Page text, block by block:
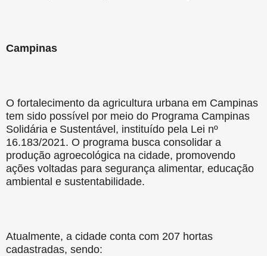
Campinas
O fortalecimento da agricultura urbana em Campinas
tem sido possível por meio do Programa Campinas
Solidária e Sustentável, instituído pela Lei nº
16.183/2021. O programa busca consolidar a
produção agroecológica na cidade, promovendo
ações voltadas para segurança alimentar, educação
ambiental e sustentabilidade.
Atualmente, a cidade conta com 207 hortas
cadastradas, sendo: